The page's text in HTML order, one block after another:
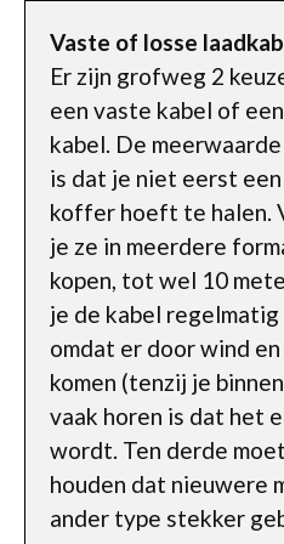
Vaste of losse
Er zijn grofweg 2
een vaste kabel of
kabel. De
is dat je niet eerst
koffer hoeft te halen.
je ze in meerdere
kopen, tot wel 10
je de kabel regelmatig
omdat er door wind
komen (tenzij je
vaak horen is dat het
wordt. Ten derde
houden dat nieuwere
ander type stekker